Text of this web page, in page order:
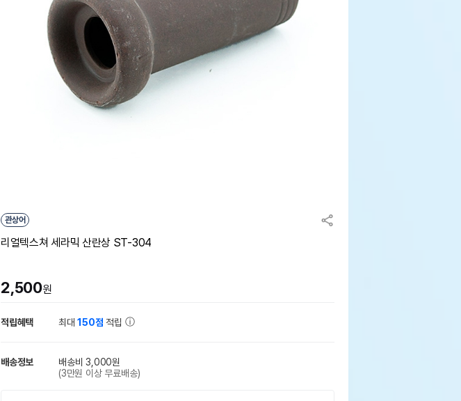
관상어
리얼텍스쳐 세라믹 산란상 ST-304
2,500원
적립혜택 최대150점 적립
배송정보
배송비 3,000원
(3만원 이상 무료배송)